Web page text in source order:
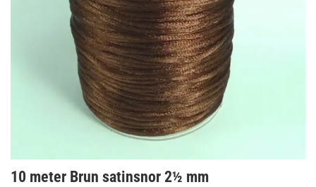
10 meter Brun satinsnor 2½ mm